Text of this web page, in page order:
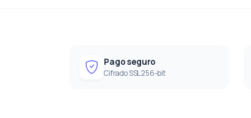
Pago seguro
Cifrado SSL 256-bit